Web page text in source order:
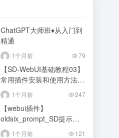
ChatGPT大师班♦从入门到
精通
1个月前 79
【SD-WebUI基础教程03】
常用插件安装和使用方法，
附常用基本插件大全
1个月前 247
【webui插件】
oldsix_prompt_SD提示词
大全 1个月前 121